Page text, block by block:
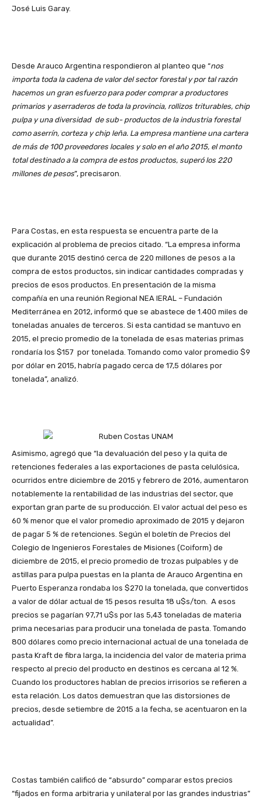
José Luis Garay.
Desde Arauco Argentina respondieron al planteo que “nos
importa toda la cadena de valor del sector forestal y por tal razón
hacemos un gran esfuerzo para poder comprar a productores
primarios y aserraderos de toda la provincia, rollizos triturables, chip
pulpa y una diversidad de sub- productos de la industria forestal
como aserrín, corteza y chip leña. La empresa mantiene una cartera
de más de 100 proveedores locales y solo en el año 2015, el monto
total destinado a la compra de estos productos, superó los 220
millones de pesos”, precisaron.
Para Costas, en esta respuesta se encuentra parte de la
explicación al problema de precios citado. “La empresa informa
que durante 2015 destinó cerca de 220 millones de pesos a la
compra de estos productos, sin indicar cantidades compradas y
precios de esos productos. En presentación de la misma
compañía en una reunión Regional NEA IERAL – Fundación
Mediterránea en 2012, informó que se abastece de 1.400 miles de
toneladas anuales de terceros. Si esta cantidad se mantuvo en
2015, el precio promedio de la tonelada de esas materias primas
rondaría los $157 por tonelada. Tomando como valor promedio $9
por dólar en 2015, habría pagado cerca de 17,5 dólares por
tonelada”, analizó.
Asimismo, agregó que “la devaluación del peso y la quita de
retenciones federales a las exportaciones de pasta celulósica,
ocurridos entre diciembre de 2015 y febrero de 2016, aumentaron
notablemente la rentabilidad de las industrias del sector, que
exportan gran parte de su producción. El valor actual del peso es
60 % menor que el valor promedio aproximado de 2015 y dejaron
de pagar 5 % de retenciones. Según el boletín de Precios del
Colegio de Ingenieros Forestales de Misiones (Coiform) de
diciembre de 2015, el precio promedio de trozas pulpables y de
astillas para pulpa puestas en la planta de Arauco Argentina en
Puerto Esperanza rondaba los $270 la tonelada, que convertidos
a valor de dólar actual de 15 pesos resulta 18 u$s/ton. A esos
precios se pagarían 97,71 u$s por las 5,43 toneladas de materia
prima necesarias para producir una tonelada de pasta. Tomando
800 dólares como precio internacional actual de una tonelada de
pasta Kraft de fibra larga, la incidencia del valor de materia prima
respecto al precio del producto en destinos es cercana al 12 %.
Cuando los productores hablan de precios irrisorios se refieren a
esta relación. Los datos demuestran que las distorsiones de
precios, desde setiembre de 2015 a la fecha, se acentuaron en la
actualidad”.
Costas también calificó de “absurdo” comparar estos precios
“fijados en forma arbitraria y unilateral por las grandes industrias”